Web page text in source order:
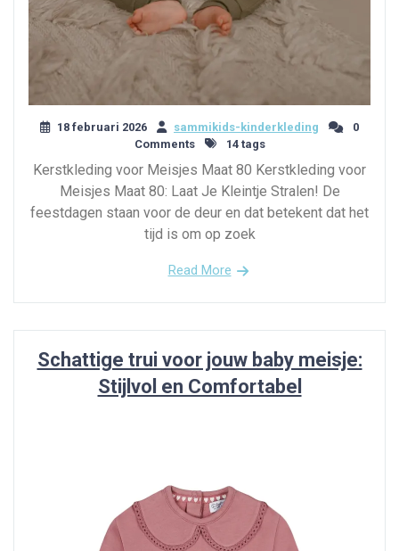
18 februari 2026 sammikids-kinderkleding
0
Comments
14 tags
Kerstkleding voor Meisjes Maat 80 Kerstkleding voor
Meisjes Maat 80: Laat Je Kleintje Stralen! De
feestdagen staan voor de deur en dat betekent dat het
tijd is om op zoek
Read More
Schattige trui voor jouw baby meisje:
Stijlvol en Comfortabel